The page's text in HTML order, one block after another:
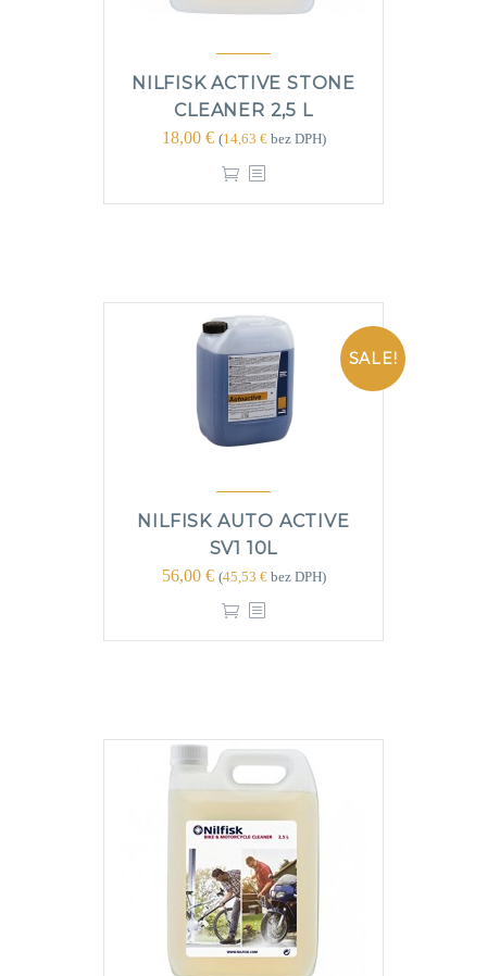
NILFISK ACTIVE STONE
CLEANER 2,5 L
18,00 € (14,63 €bez DPH)
SALE!
NILFISK AUTO ACTIVE
SV1 10L
56,00 € (45,53 €bez DPH)